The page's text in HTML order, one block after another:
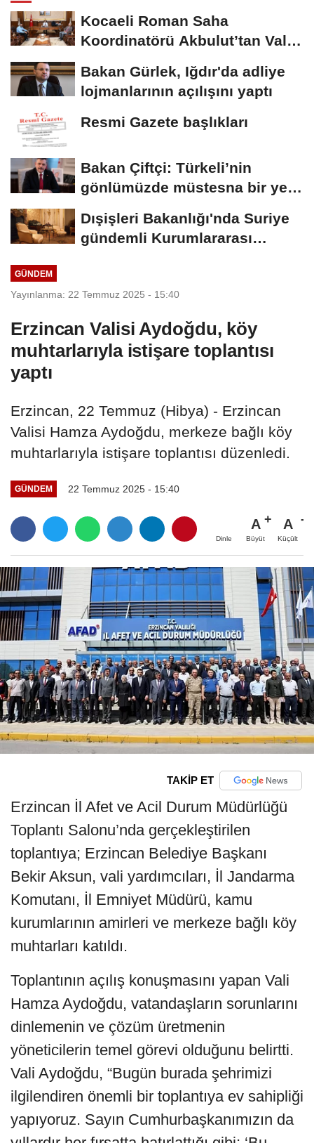
Kocaeli Roman Saha
Koordinatörü Akbulut’tan Vali
Bakan Gürlek, Iğdır'da adliye
lojmanlarının açılışını yaptı
Resmi Gazete başlıkları
Bakan Çiftçi: Türkeli’nin
gönlümüzde müstesna bir yeri
Dışişleri Bakanlığı'nda Suriye
gündemli Kurumlararası
GÜNDEM
Yayınlanma: 22 Temmuz 2025 - 15:40
Erzincan Valisi Aydoğdu, köy
muhtarlarıyla istişare toplantısı
yaptı
Erzincan, 22 Temmuz (Hibya) - Erzincan
Valisi Hamza Aydoğdu, merkeze bağlı köy
muhtarlarıyla istişare toplantısı düzenledi.
GÜNDEM 22 Temmuz 2025 - 15:40
Dinle
A
Büyüt
A
Küçült
TAKİP ET
Erzincan İl Afet ve Acil Durum Müdürlüğü
Toplantı Salonu’nda gerçekleştirilen
toplantıya; Erzincan Belediye Başkanı
Bekir Aksun, vali yardımcıları, İl Jandarma
Komutanı, İl Emniyet Müdürü, kamu
kurumlarının amirleri ve merkeze bağlı köy
muhtarları katıldı.
Toplantının açılış konuşmasını yapan Vali
Hamza Aydoğdu, vatandaşların sorunlarını
dinlemenin ve çözüm üretmenin
yöneticilerin temel görevi olduğunu belirtti.
Vali Aydoğdu, “Bugün burada şehrimizi
ilgilendiren önemli bir toplantıya ev sahipliği
yapıyoruz. Sayın Cumhurbaşkanımızın da